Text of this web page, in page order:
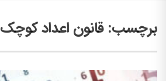
برچسب:قانون اعداد کوچک